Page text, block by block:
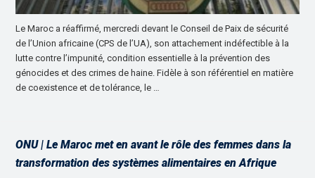
Le Maroc a réaffirmé, mercredi devant le Conseil de Paix de sécurité
de l’Union africaine (CPS de l’UA), son attachement indéfectible à la
lutte contre l’impunité, condition essentielle à la prévention des
génocides et des crimes de haine. Fidèle à son référentiel en matière
de coexistence et de tolérance, le …
ONU | Le Maroc met en avant le rôle des femmes dans la
transformation des systèmes alimentaires en Afrique